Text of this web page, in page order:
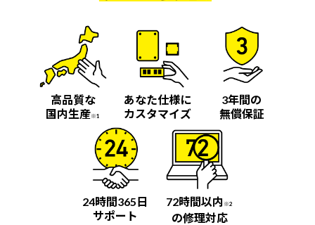
Windows 11| Copilot+ PC
高品質な
国内生産※1
あなた仕様に
カスタマイズ
3年間の
無償保証
24時間365日
サポート
72時間以内 ※2
の修理対応